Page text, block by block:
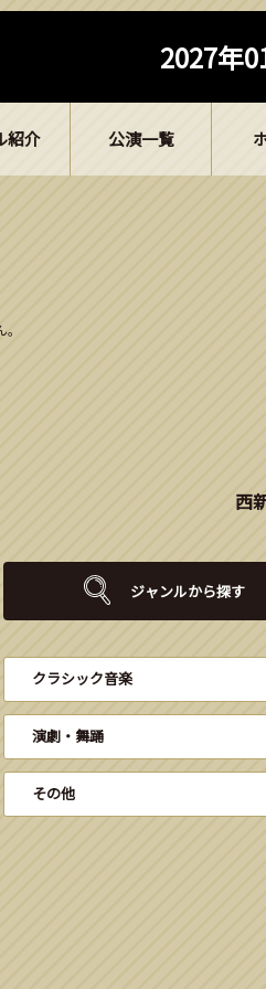
2027年
紹介 公演一覧
西
ジャンルから探す
クラシック音楽
演劇・舞踊
その他